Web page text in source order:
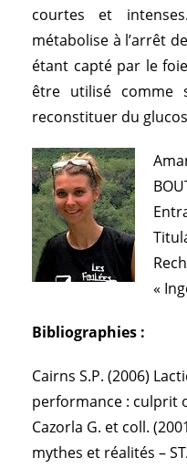
courtes et
métabolise à l’arrêt
étant capté par le
être utilisé comme
reconstituer du
«
Bibliographies :
Cairns S.P. (2006)
performance : culprit
Cazorla G. et coll.
mythes et réalités –